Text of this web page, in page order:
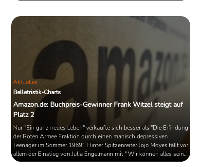
Aktuelles
Belletristik-Charts
Amazon.de: Buchpreis-Gewinner Frank Witzel steigt auf
Platz 2
Nur "Ein ganz neues Leben" verkaufte sich besser als "Die Erfindung
der Roten Armee Fraktion durch einen manisch depressiven
Teenager im Sommer 1969". Hinter Spitzenreiter Jojo Moyes fällt vor
allem der Einstieg von Julia Engelmann mit " Wir können alles sein,
Baby" von 0 auf 7 auf.